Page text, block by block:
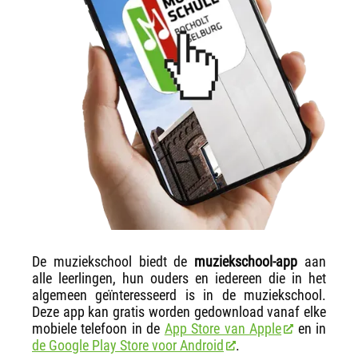
De muziekschool biedt de muziekschool-app aan
alle leerlingen, hun ouders en iedereen die in het
algemeen geïnteresseerd is in de muziekschool.
Deze app kan gratis worden gedownload vanaf elke
mobiele telefoon in de App Store van Apple
en in
de Google Play Store voor Android
.